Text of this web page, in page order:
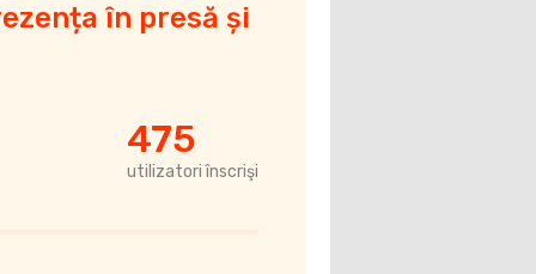
în presă și
475
utilizatori înscrişi